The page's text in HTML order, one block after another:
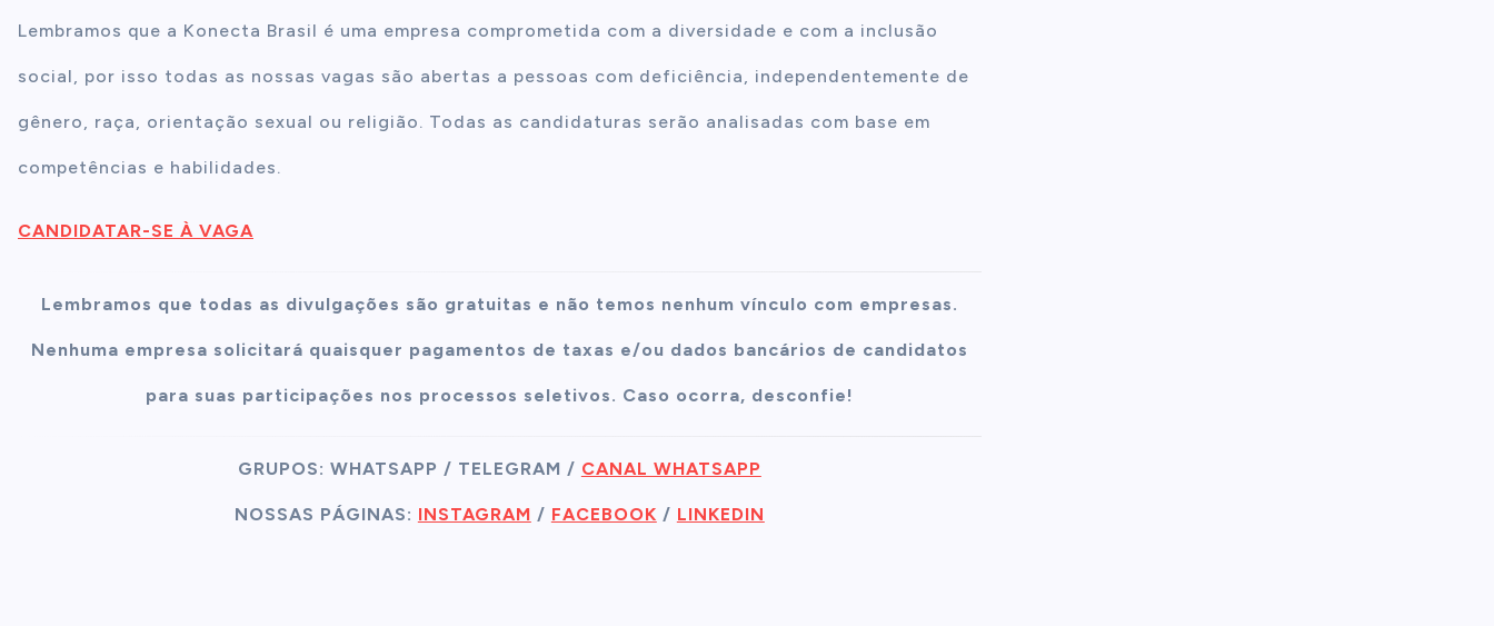
Lembramos que a Konecta Brasil é uma empresa comprometida com a diversidade e com a inclusão
social, por isso todas as nossas vagas são abertas a pessoas com deficiência, independentemente de
gênero, raça, orientação sexual ou religião. Todas as candidaturas serão analisadas com base em
competências e habilidades.
CANDIDATAR-SE À VAGA
Lembramos que todas as divulgações são gratuitas e não temos nenhum vínculo com empresas.
Nenhuma empresa solicitará quaisquer pagamentos de taxas e/ou dados bancários de candidatos
para suas participações nos processos seletivos. Caso ocorra, desconfie!
GRUPOS: WHATSAPP / TELEGRAM / CANAL WHATSAPP
NOSSAS PÁGINAS: INSTAGRAM / FACEBOOK / LINKEDIN